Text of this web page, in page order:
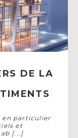
DE LA
en particulier
et
[...]